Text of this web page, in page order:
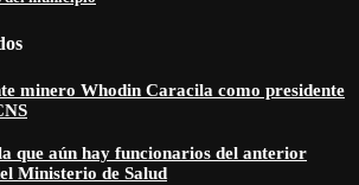
minero Whodin Caracila como presidente
que aún hay funcionarios del anterior
Ministerio de Salud